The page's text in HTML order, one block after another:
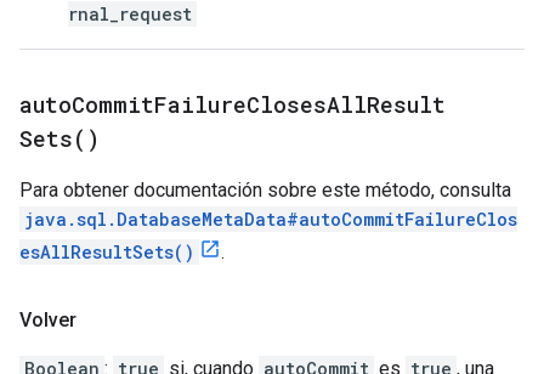
rnal_request
autoCommitFailureClosesAllResult
Sets( )
Para obtener documentación sobre este método, consulta
java.sql.DatabaseMetaData#autoCommitFailureClos
esAllResultSets()
.
Volver
Boolean : true si, cuando autoCommit es true , una